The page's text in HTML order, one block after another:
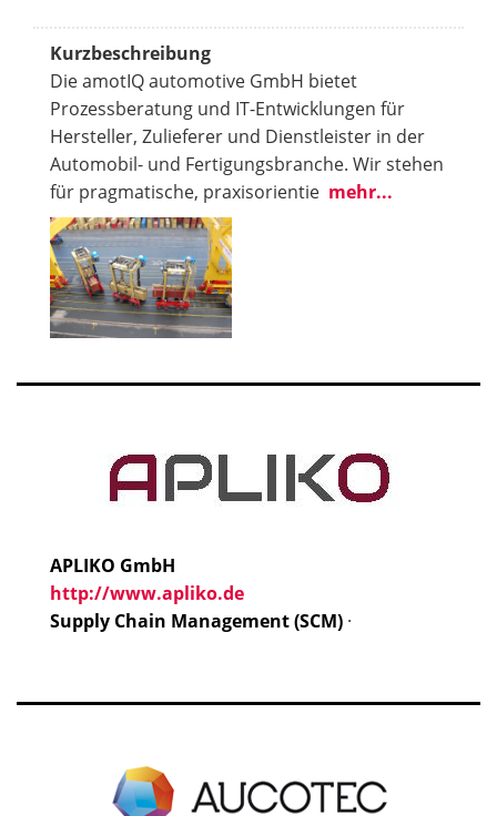
Kurzbeschreibung
Die amotIQ automotive GmbH bietet
Prozessberatung und IT-Entwicklungen für
Hersteller, Zulieferer und Dienstleister in der
Automobil- und Fertigungsbranche. Wir stehen
für pragmatische, praxisorientie mehr...
APLIKO GmbH
http://www.apliko.de
Supply Chain Management (SCM) ·